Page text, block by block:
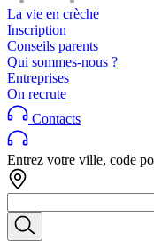
La vie en crèche
Inscription
Conseils parents
Qui sommes-nous ?
Entreprises
On recrute
Contacts
Entrez votre ville, code